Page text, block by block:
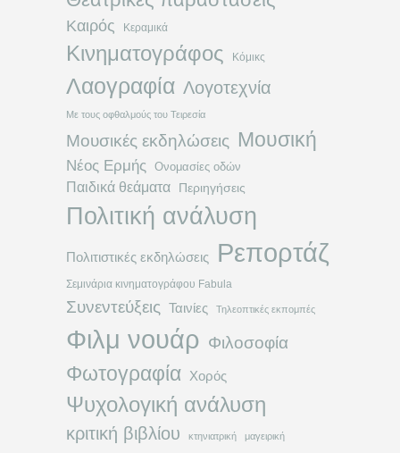
Καιρός Κεραμικά
Κινηματογράφος Κόμικς
Λαογραφία Λογοτεχνία
Με τους οφθαλμούς του Τειρεσία
Μουσικές εκδηλώσεις Μουσική
Νέος Ερμής Ονομασίες οδών
Παιδικά θεάματα Περιηγήσεις
Πολιτική ανάλυση
Πολιτιστικές εκδηλώσεις Ρεπορτάζ
Σεμινάρια κινηματογράφου Fabula
Συνεντεύξεις Ταινίες Τηλεοπτικές εκπομπές
Φιλμ νουάρ Φιλοσοφία
Φωτογραφία Χορός
Ψυχολογική ανάλυση
κριτική βιβλίου κτηνιατρική μαγειρική